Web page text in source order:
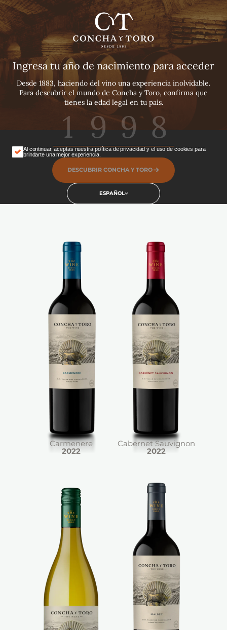
Ingresa tu año de nacimiento para acceder
Desde 1883, haciendo del vino una experiencia inolvidable.
Para descubrir el mundo de Concha y Toro, confirma que
tienes la edad legal en tu país.
Al continuar, aceptas nuestra política de privacidad y el uso de cookies para
brindarte una mejor experiencia.
ESPAÑOL
DESCUBRIR CONCHA Y TORO
Español
English
Português
Concha y Toro The
Wine
Concha y Toro The Wine
Carmenere
2022
Cabernet Sauvignon
2022